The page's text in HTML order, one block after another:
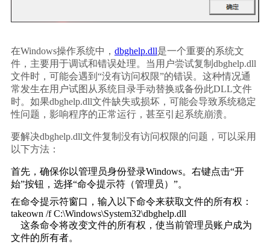
在Windows操作系统中， dbghelp.dll是一个重要的系统文
件，主要用于调试和错误处理。当用户尝试复制dbghelp.dll
文件时，可能会遇到“没有访问权限”的错误。这种情况通
常发生在用户试图从系统目录手动替换或备份此DLL文件
时。如果dbghelp.dll文件缺失或损坏，可能会导致系统稳定
性问题，影响程序的正常运行，甚至引起系统崩溃。
要解决dbghelp.dll文件复制没有访问权限的问题，可以采用
以下方法：
首先，确保你以管理员身份登录Windows。右键点击“开
始”按钮，选择“命令提示符（管理员）”。
在命令提示符窗口，输入以下命令来获取文件的所有权：
takeown /f C:\Windows\System32\dbghelp.dll
文件的所有者。